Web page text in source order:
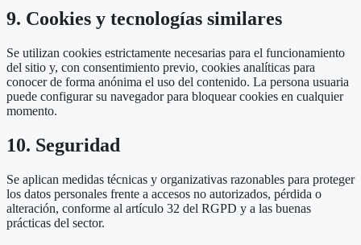
9. Cookies y tecnologías similares
Se utilizan cookies estrictamente necesarias para el funcionamiento
del sitio y, con consentimiento previo, cookies analíticas para
conocer de forma anónima el uso del contenido. La persona usuaria
puede configurar su navegador para bloquear cookies en cualquier
momento.
10. Seguridad
Se aplican medidas técnicas y organizativas razonables para proteger
los datos personales frente a accesos no autorizados, pérdida o
alteración, conforme al artículo 32 del RGPD y a las buenas
prácticas del sector.